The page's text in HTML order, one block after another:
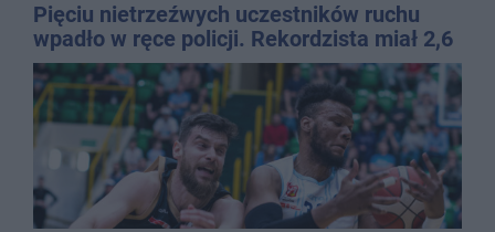
Pięciu nietrzeźwych uczestników ruchu
wpadło w ręce policji. Rekordzista miał 2,6
promila